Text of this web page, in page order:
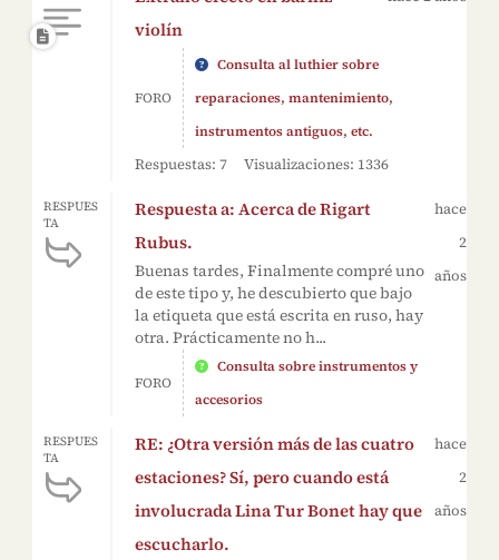
violín
FORO
Consulta al luthier sobre
reparaciones, mantenimiento,
instrumentos antiguos, etc.
Respuestas: 7 Visualizaciones: 1336
RESPUES
TA
Respuesta a: Acerca de Rigart
Rubus.
Buenas tardes, Finalmente compré uno
de este tipo y, he descubierto que bajo
la etiqueta que está escrita en ruso, hay
otra. Prácticamente no h...
hace
2
años
FORO
Consulta sobre instrumentos y
accesorios
RESPUES
TA
RE: ¿Otra versión más de las cuatro
estaciones? Sí, pero cuando está
involucrada Lina Tur Bonet hay que
escucharlo.
hace
2
años